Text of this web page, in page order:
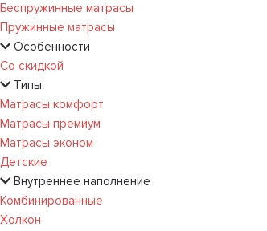
Беспружинные матрасы
Пружинные матрасы
Особенности
Со скидкой
Типы
Матрасы комфорт
Матрасы премиум
Матрасы эконом
Детские
Внутреннее наполнение
Комбинированные
Холкон